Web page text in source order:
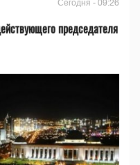
Сегодня - 09:26
председателя